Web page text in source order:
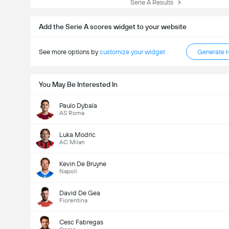
Serie A Results
Add the Serie A scores widget to your website
See more options bycustomize your widget Generate
You May Be Interested In
Paulo Dybala
AS Roma
Luka Modric
AC Milan
Kevin De Bruyne
Napoli
David De Gea
Fiorentina
Cesc Fabregas